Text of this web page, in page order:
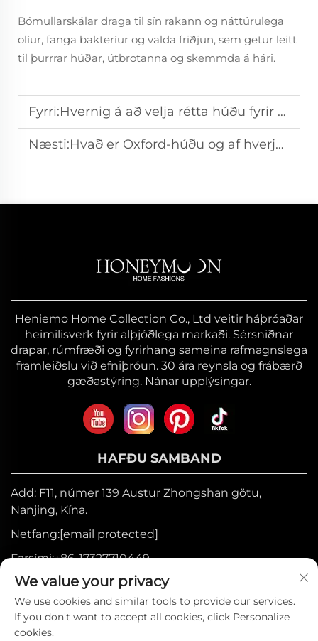
Bómullarskálar draga til sín rakann og náttúrulega
olíur, fanga bakteríur og valda friðjun, sem getur leitt
til þurrrar húðar, útbrotanna og skemmda á hári.
Fyrri:Hvernig á að velja rétta húðu fyrir hvílfubolur?
Næsti:Hvað er Oxford-húðu og af hverju er hún vinsæl?
Heniemo Home Collection Co., Ltd veitir háþróaðar
heimilisverk fyrir alþjóðlega markaði. Sérsniðnar
drapar, rúmfræði og fyrirhang sameina rafmagnslega
framleiðslu við efniþróun. 30 ára reynsla og frábærð
gæðastýring. Nánar upplýsingar.
HAFÐU SAMBAND
Add: F11, númer 139 Austur Zhongshan götu,
Nanjing, Kína.
Netfang:[email protected]
Farsími:+86-17327710449
Sími: +86-025-84573776
Höfundarréttur © 2025 hjá Heniemo Home
We value your privacy
We use cookies and similar tools to provide our services.
If you don't want to accept all cookies, click Personalize
cookies.